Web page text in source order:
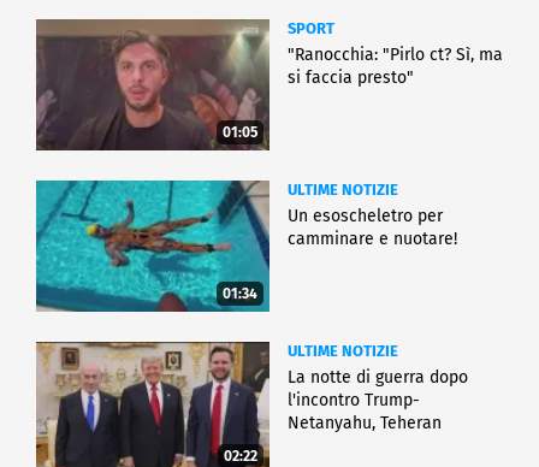
01:05
SPORT
"Ranocchia: "Pirlo ct? Sì, ma
si faccia presto"
01:34
ULTIME NOTIZIE
Un esoscheletro per
camminare e nuotare!
02:22
ULTIME NOTIZIE
La notte di guerra dopo
l'incontro Trump-
Netanyahu, Teheran